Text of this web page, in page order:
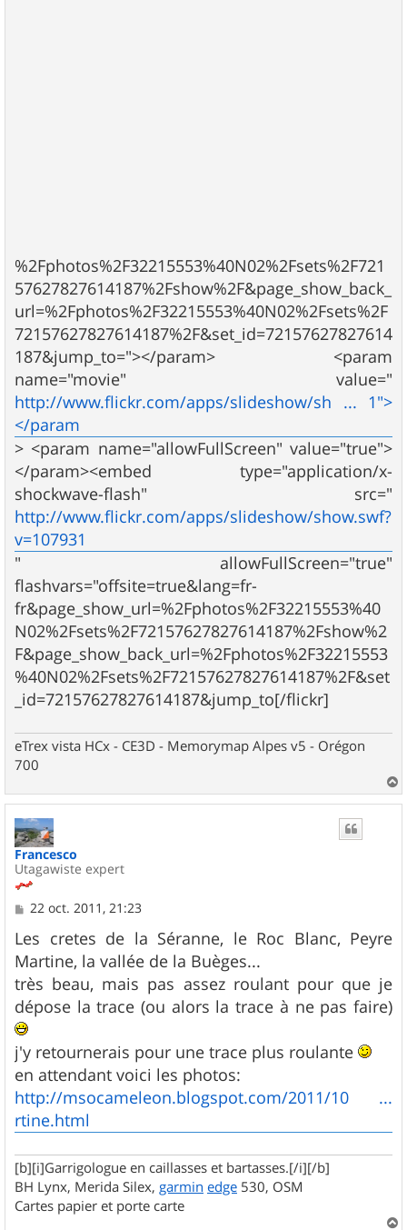
%2Fphotos%2F32215553%40N02%2Fsets%2F721
57627827614187%2Fshow%2F&page_show_back_
url=%2Fphotos%2F32215553%40N02%2Fsets%2F
72157627827614187%2F&set_id=72157627827614
187&jump_to="></param> <param
name="movie" value="
http://www.flickr.com/apps/slideshow/sh ... 1">
</param
> <param name="allowFullScreen" value="true">
</param><embed type="application/x-
shockwave-flash" src="
http://www.flickr.com/apps/slideshow/show.swf?
v=107931
" allowFullScreen="true"
flashvars="offsite=true&lang=fr-
fr&page_show_url=%2Fphotos%2F32215553%40
N02%2Fsets%2F72157627827614187%2Fshow%2
F&page_show_back_url=%2Fphotos%2F32215553
%40N02%2Fsets%2F72157627827614187%2F&set
_id=72157627827614187&jump_to[/flickr]
eTrex vista HCx - CE3D - Memorymap Alpes v5 - Orégon
700
a
Francesco
Utagawiste expert
M
s
s
a
g
e
22 oct. 2011, 21:23
Les cretes de la Séranne, le Roc Blanc, Peyre
Martine, la vallée de la Buèges...
très beau, mais pas assez roulant pour que je
dépose la trace (ou alors la trace à ne pas faire)
j'y retournerais pour une trace plus roulante
en attendant voici les photos:
http://msocameleon.blogspot.com/2011/10 ...
rtine.html
[b][i]Garrigologue en caillasses et bartasses.[/i][/b]
BH Lynx, Merida Silex, garmin edge 530, OSM
Cartes papier et porte carte